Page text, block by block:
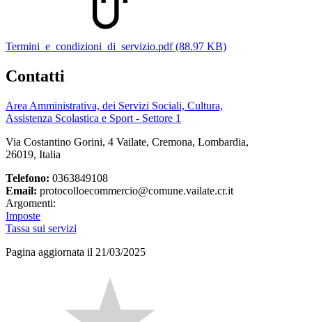
Termini_e_condizioni_di_servizio.pdf (88.97 KB)
Contatti
Area Amministrativa, dei Servizi Sociali, Cultura,
Assistenza Scolastica e Sport - Settore 1
Via Costantino Gorini, 4 Vailate, Cremona, Lombardia,
26019, Italia
Telefono: 0363849108
Email: protocolloecommercio@comune.vailate.cr.it
Argomenti:
Imposte
Tassa sui servizi
Pagina aggiornata il 21/03/2025